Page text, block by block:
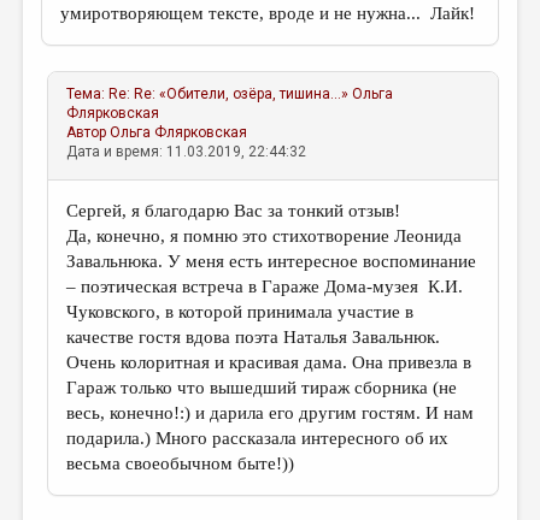
умиротворяющем тексте, вроде и не нужна... Лайк!
Тема: Re: Re: «Обители, озёра, тишина...» Ольга
Флярковская
АвторОльга Флярковская
Дата и время: 11.03.2019, 22:44:32
Сергей, я благодарю Вас за тонкий отзыв!
Да, конечно, я помню это стихотворение Леонида
Завальнюка. У меня есть интересное воспоминание
– поэтическая встреча в Гараже Дома-музея К.И.
Чуковского, в которой принимала участие в
качестве гостя вдова поэта Наталья Завальнюк.
Очень колоритная и красивая дама. Она привезла в
Гараж только что вышедший тираж сборника (не
весь, конечно!:) и дарила его другим гостям. И нам
подарила.) Много рассказала интересного об их
весьма своеобычном быте!))